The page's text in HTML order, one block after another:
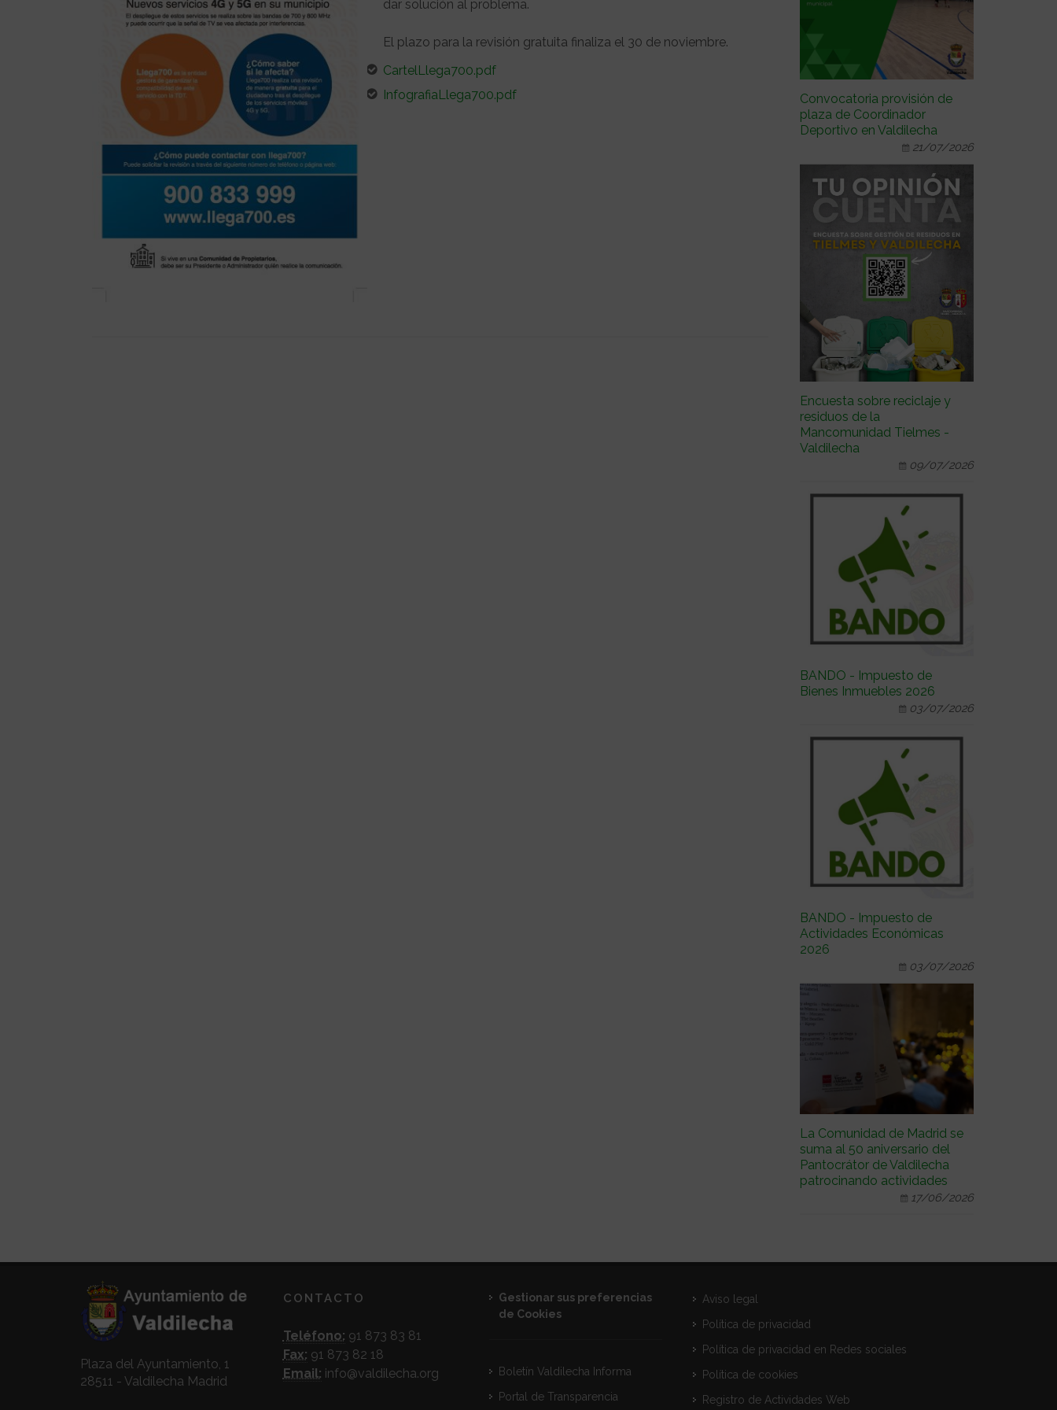
dar solución al problema.
El plazo para la revisión gratuita finaliza el 30 de noviembre.
CartelLlega700.pdf
InfografiaLlega700.pdf
Convocatoria provisión de
plaza de Coordinador
Deportivo en Valdilecha
21/07/2026
Encuesta sobre reciclaje y
residuos de la
Mancomunidad Tielmes -
Valdilecha
09/07/2026
BANDO - Impuesto de
Bienes Inmuebles 2026
03/07/2026
BANDO - Impuesto de
Actividades Económicas
2026
03/07/2026
La Comunidad de Madrid se
suma al 50 aniversario del
Pantocrátor de Valdilecha
patrocinando actividades
17/06/2026
Plaza del Ayuntamiento, 1
28511 - Valdilecha Madrid
CONTACTO
Teléfono: 91 873 83 81
Fax: 91 873 82 18
Email: info@valdilecha.org
Gestionar sus preferencias
de Cookies
Boletín Valdilecha Informa
Portal de Transparencia
Aviso legal
Política de privacidad
Política de privacidad en Redes sociales
Política de cookies
Registro de Actividades Web